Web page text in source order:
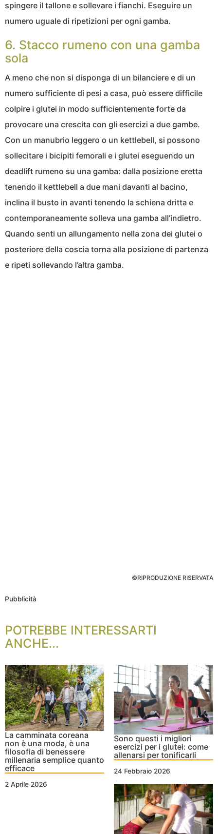
spingere il tallone e sollevare i fianchi. Eseguire un
numero uguale di ripetizioni per ogni gamba.
6. Stacco rumeno con una gamba
sola
A meno che non si disponga di un bilanciere e di un
numero sufficiente di pesi a casa, può essere difficile
colpire i glutei in modo sufficientemente forte da
provocare una crescita con gli esercizi a due gambe.
Con un manubrio leggero o un kettlebell, si possono
sollecitare i bicipiti femorali e i glutei eseguendo un
deadlift rumeno su una gamba: dalla posizione eretta
tenendo il kettlebell a due mani davanti al bacino,
inclina il busto in avanti tenendo la schiena dritta e
contemporaneamente solleva una gamba all’indietro.
Quando senti un allungamento nella zona dei glutei o
posteriore della coscia torna alla posizione di partenza
e ripeti sollevando l’altra gamba.
©RIPRODUZIONE RISERVATA
Pubblicità
POTREBBE INTERESSARTI
ANCHE...
La camminata coreana
non è una moda, è una
filosofia di benessere
millenaria semplice quanto
efficace
2 Aprile 2026
Sono questi i migliori
esercizi per i glutei: come
allenarsi per tonificarli
24 Febbraio 2026